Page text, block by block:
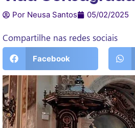
Por Neusa Santos 05/02/2025
Compartilhe nas redes sociais
Facebook